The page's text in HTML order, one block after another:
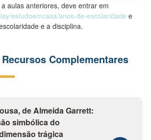
aulas anteriores, deve entrar em
estudoemcasa/anos-de-escolaridade e
e a disciplina.
Complementares
de Almeida Garrett:
simbólica do
trágica